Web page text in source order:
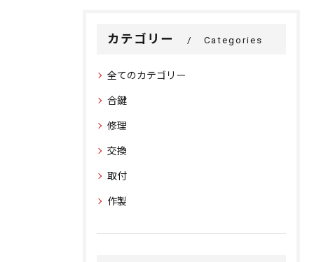
カテゴリー Categories
全てのカテゴリー
合鍵
修理
交換
取付
作製